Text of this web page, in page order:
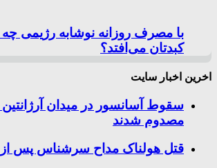
با مصرف روزانه نوشابه رژیمی چه
کبدتان می‌افتد؟
اخرین اخبار سایت
مصدوم شدند
قتل هولناک مداح سرشناس پس